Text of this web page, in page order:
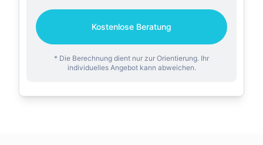
Kostenlose Beratung
* Die Berechnung dient nur zur Orientierung. Ihr
individuelles Angebot kann abweichen.